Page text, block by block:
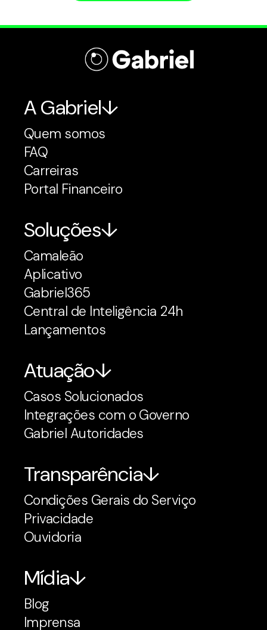
A Gabriel
Quem somos
FAQ
Carreiras
Portal Financeiro
Soluções
Camaleão
Aplicativo
Gabriel365
Central de Inteligência 24h
Lançamentos
Atuação
Casos Solucionados
Integrações com o Governo
Gabriel Autoridades
Transparência
Condições Gerais do Serviço
Privacidade
Ouvidoria
Mídia
Blog
Imprensa